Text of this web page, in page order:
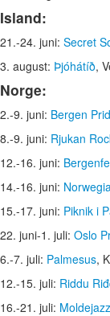
Island:
21.-24. juni: Secret
3. august: Þjóhátíð,
Norge:
2.-9. juni: Bergen
8.-9. juni: Rjukan
12.-16. juni:
14.-16. juni:
15.-17. juni: Piknik i
22. juni-1. juli: Oslo
6.-7. juli: Palmesus,
12.-15. juli: Riddu
16.-21. juli: Moldejazz